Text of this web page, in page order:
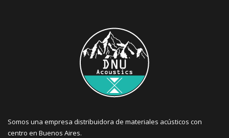
Somos una empresa distribuidora de materiales acústicos con
centro en Buenos Aires.